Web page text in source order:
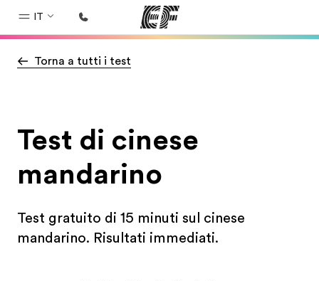
IT
Homepage
Vedi la nostra offerta
Uffici
Chi siamo
La nostra organizzazione
Torna a tutti i test
Test di cinese
mandarino
Test gratuito di 15 minuti sul cinese
mandarino. Risultati immediati.